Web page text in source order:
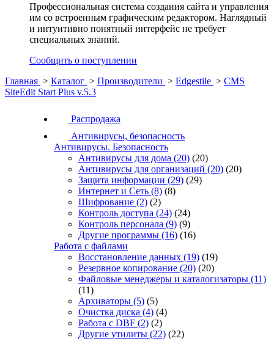
Профессиональная система создания сайта и управления
им со встроенным графическим редактором. Наглядный
и интуитивно понятный интерфейс не требует
специальных знаний.
Сообщить о поступлении
Главная > Каталог > Производители > Edgestile > CMS
SiteEdit Start Plus v.5.3
Распродажа
Антивирусы, безопасность
Антивирусы. Безопасность
Антивирусы для дома (20) (20)
Антивирусы для организаций (20) (20)
Защита информации (29) (29)
Интернет и Сеть (8) (8)
Шифрование (2) (2)
Контроль доступа (24) (24)
Контроль персонала (9) (9)
Другие программы (16) (16)
Работа с файлами
Восстановление данных (19) (19)
Резервное копирование (20) (20)
Файловые менеджеры и каталогизаторы (11)
(11)
Архиваторы (5) (5)
Очистка диска (4) (4)
Работа с DBF (2) (2)
Другие утилиты (22) (22)